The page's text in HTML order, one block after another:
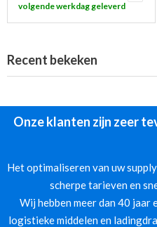
volgende werkdag geleverd
Recent bekeken
Onze klanten zijn zeer
Het optimaliseren van uw
scherpe tarieven en
Wij hebben meer dan 40
logistieke middelen en